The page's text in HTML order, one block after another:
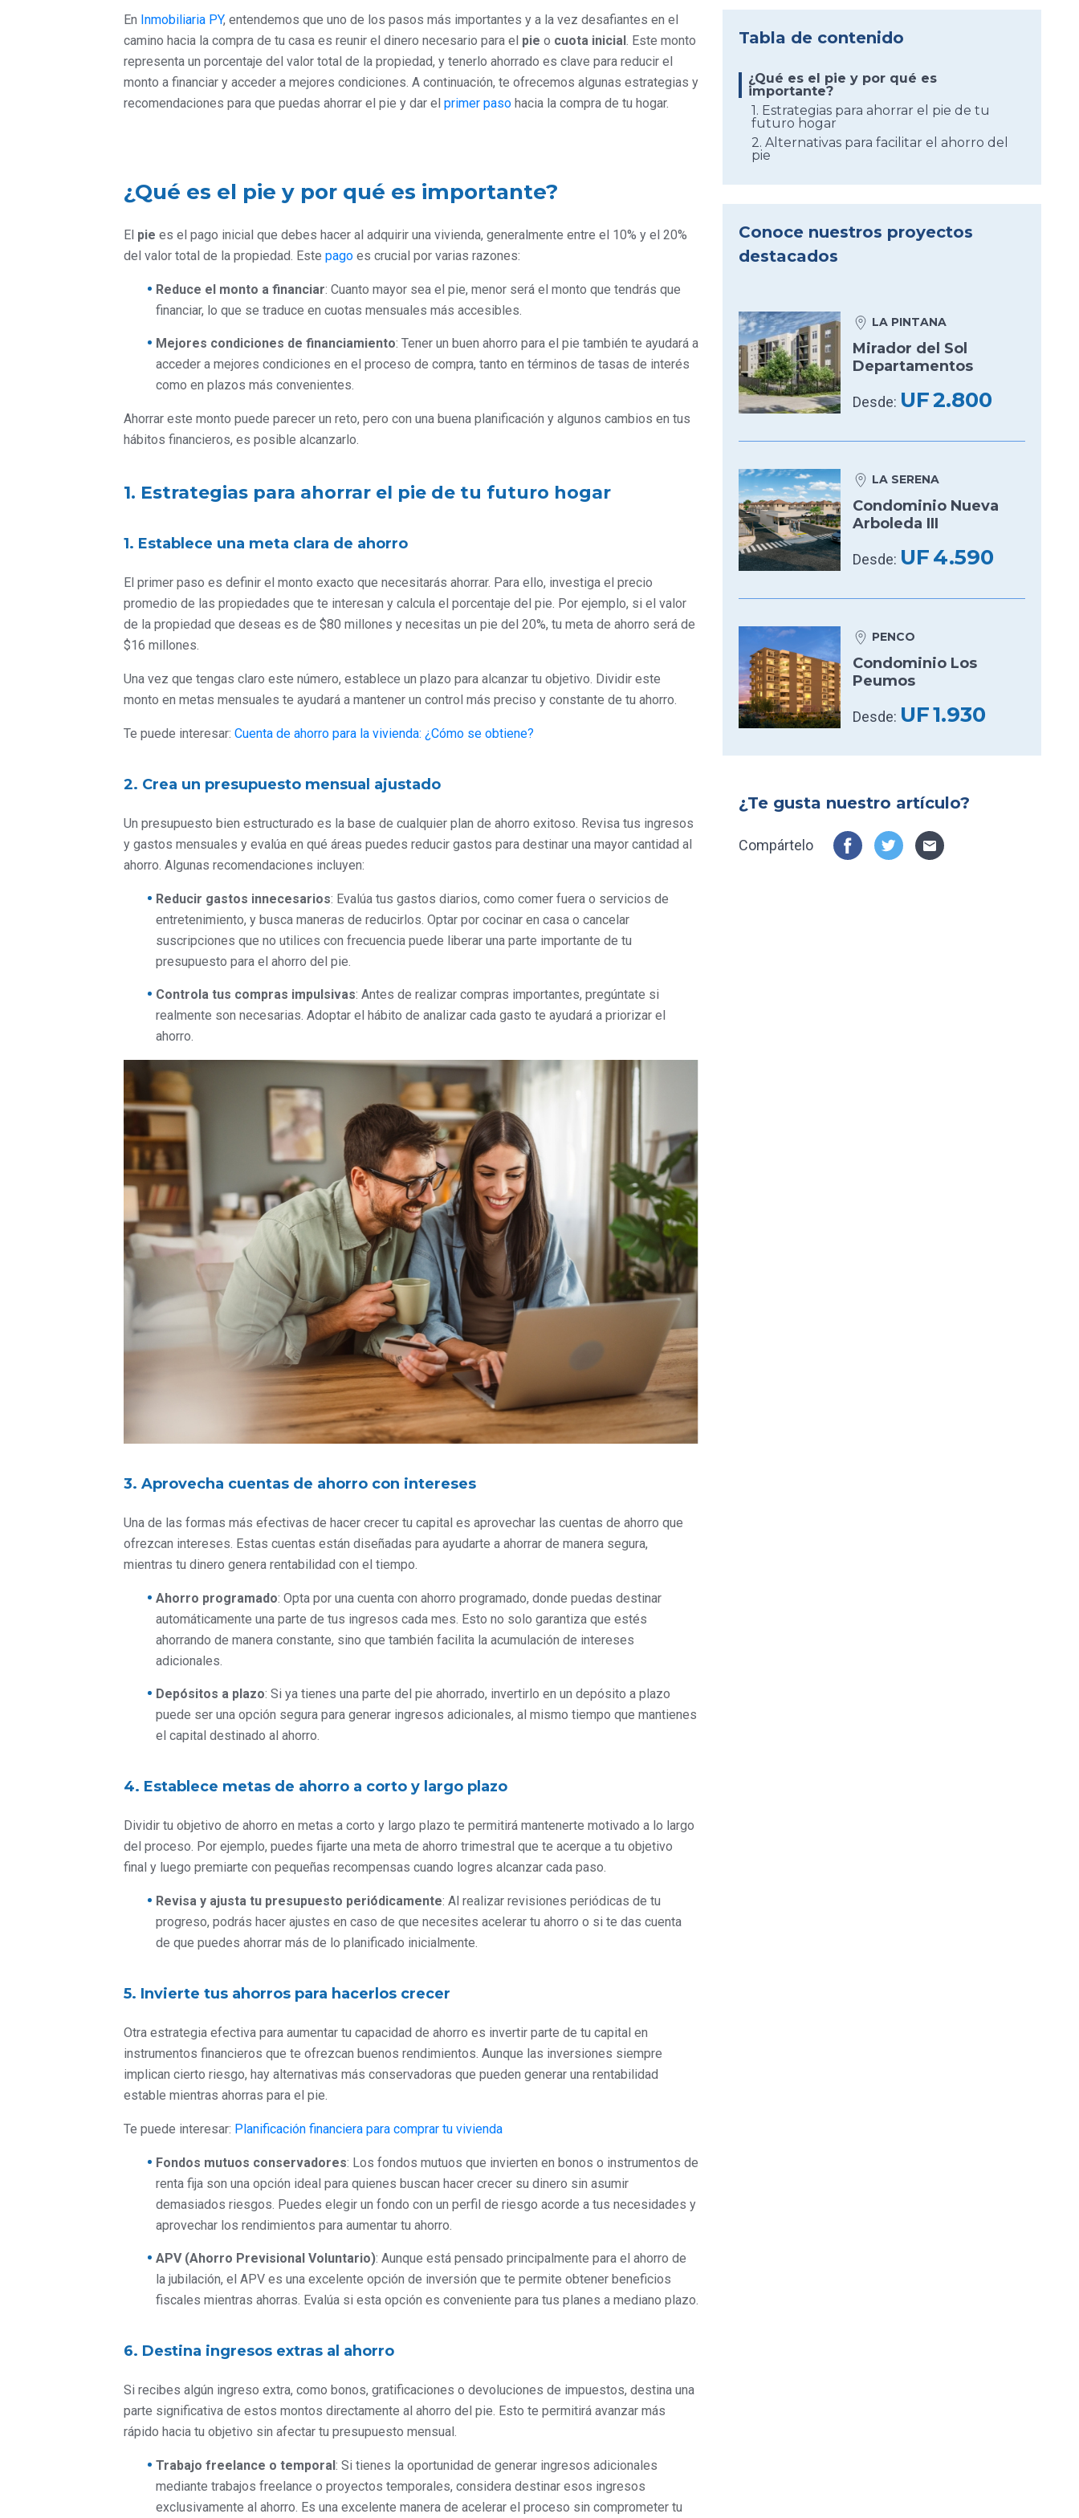
En Inmobiliaria PY, entendemos que uno de los pasos más importantes y a la vez desafiantes en el
camino hacia la compra de tu casa es reunir el dinero necesario para el pie o cuota inicial. Este monto
representa un porcentaje del valor total de la propiedad, y tenerlo ahorrado es clave para reducir el
monto a financiar y acceder a mejores condiciones. A continuación, te ofrecemos algunas estrategias y
recomendaciones para que puedas ahorrar el pie y dar el primer pasohacia la compra de tu hogar.
¿Qué es el pie y por qué es importante?
El pie es el pago inicial que debes hacer al adquirir una vivienda, generalmente entre el 10% y el 20%
del valor total de la propiedad. Este pagoes crucial por varias razones:
Reduce el monto a financiar: Cuanto mayor sea el pie, menor será el monto que tendrás que
financiar, lo que se traduce en cuotas mensuales más accesibles.
Mejores condiciones de financiamiento: Tener un buen ahorro para el pie también te ayudará a
acceder a mejores condiciones en el proceso de compra, tanto en términos de tasas de interés
como en plazos más convenientes.
Ahorrar este monto puede parecer un reto, pero con una buena planificación y algunos cambios en tus
hábitos financieros, es posible alcanzarlo.
1. Estrategias para ahorrar el pie de tu futuro hogar
1. Establece una meta clara de ahorro
El primer paso es definir el monto exacto que necesitarás ahorrar. Para ello, investiga el precio
promedio de las propiedades que te interesan y calcula el porcentaje del pie. Por ejemplo, si el valor
de la propiedad que deseas es de $80 millones y necesitas un pie del 20%, tu meta de ahorro será de
$16 millones.
Una vez que tengas claro este número, establece un plazo para alcanzar tu objetivo. Dividir este
monto en metas mensuales te ayudará a mantener un control más preciso y constante de tu ahorro.
Te puede interesar: Cuenta de ahorro para la vivienda: ¿Cómo se obtiene?
2. Crea un presupuesto mensual ajustado
Un presupuesto bien estructurado es la base de cualquier plan de ahorro exitoso. Revisa tus ingresos
y gastos mensuales y evalúa en qué áreas puedes reducir gastos para destinar una mayor cantidad al
ahorro. Algunas recomendaciones incluyen:
Reducir gastos innecesarios: Evalúa tus gastos diarios, como comer fuera o servicios de
entretenimiento, y busca maneras de reducirlos. Optar por cocinar en casa o cancelar
suscripciones que no utilices con frecuencia puede liberar una parte importante de tu
presupuesto para el ahorro del pie.
Controla tus compras impulsivas: Antes de realizar compras importantes, pregúntate si
realmente son necesarias. Adoptar el hábito de analizar cada gasto te ayudará a priorizar el
ahorro.
3. Aprovecha cuentas de ahorro con intereses
Una de las formas más efectivas de hacer crecer tu capital es aprovechar las cuentas de ahorro que
ofrezcan intereses. Estas cuentas están diseñadas para ayudarte a ahorrar de manera segura,
mientras tu dinero genera rentabilidad con el tiempo.
Ahorro programado: Opta por una cuenta con ahorro programado, donde puedas destinar
automáticamente una parte de tus ingresos cada mes. Esto no solo garantiza que estés
ahorrando de manera constante, sino que también facilita la acumulación de intereses
adicionales.
Depósitos a plazo: Si ya tienes una parte del pie ahorrado, invertirlo en un depósito a plazo
puede ser una opción segura para generar ingresos adicionales, al mismo tiempo que mantienes
el capital destinado al ahorro.
4. Establece metas de ahorro a corto y largo plazo
Dividir tu objetivo de ahorro en metas a corto y largo plazo te permitirá mantenerte motivado a lo largo
del proceso. Por ejemplo, puedes fijarte una meta de ahorro trimestral que te acerque a tu objetivo
final y luego premiarte con pequeñas recompensas cuando logres alcanzar cada paso.
Revisa y ajusta tu presupuesto periódicamente: Al realizar revisiones periódicas de tu
progreso, podrás hacer ajustes en caso de que necesites acelerar tu ahorro o si te das cuenta
de que puedes ahorrar más de lo planificado inicialmente.
5. Invierte tus ahorros para hacerlos crecer
Otra estrategia efectiva para aumentar tu capacidad de ahorro es invertir parte de tu capital en
instrumentos financieros que te ofrezcan buenos rendimientos. Aunque las inversiones siempre
implican cierto riesgo, hay alternativas más conservadoras que pueden generar una rentabilidad
estable mientras ahorras para el pie.
Te puede interesar: Planificación financiera para comprar tu vivienda
Fondos mutuos conservadores: Los fondos mutuos que invierten en bonos o instrumentos de
renta fija son una opción ideal para quienes buscan hacer crecer su dinero sin asumir
demasiados riesgos. Puedes elegir un fondo con un perfil de riesgo acorde a tus necesidades y
aprovechar los rendimientos para aumentar tu ahorro.
APV (Ahorro Previsional Voluntario): Aunque está pensado principalmente para el ahorro de
la jubilación, el APV es una excelente opción de inversión que te permite obtener beneficios
fiscales mientras ahorras. Evalúa si esta opción es conveniente para tus planes a mediano plazo.
6. Destina ingresos extras al ahorro
Si recibes algún ingreso extra, como bonos, gratificaciones o devoluciones de impuestos, destina una
parte significativa de estos montos directamente al ahorro del pie. Esto te permitirá avanzar más
rápido hacia tu objetivo sin afectar tu presupuesto mensual.
Trabajo freelance o temporal: Si tienes la oportunidad de generar ingresos adicionales
mediante trabajos freelance o proyectos temporales, considera destinar esos ingresos
exclusivamente al ahorro. Es una excelente manera de acelerar el proceso sin comprometer tu
Tabla de contenido
¿Qué es el pie y por qué es
importante?
1. Estrategias para ahorrar el pie de tu
futuro hogar
2. Alternativas para facilitar el ahorro del
pie
Conoce nuestros proyectos
destacados
LA PINTANA
Mirador del Sol
Departamentos
Desde: UF2.800
LA SERENA
Condominio Nueva
Arboleda III
Desde: UF4.590
PENCO
Condominio Los
Peumos
Desde: UF1.930
¿Te gusta nuestro artículo?
Compártelo